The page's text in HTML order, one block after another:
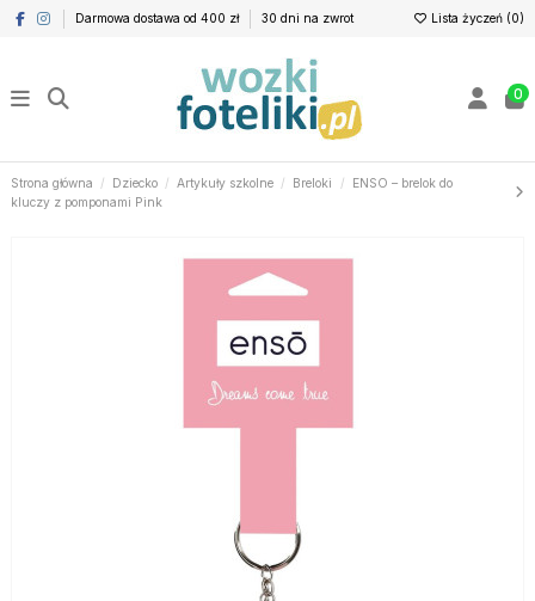
Darmowa dostawa od 400 zł 30 dni na zwrot Lista życzeń (0)
0
Strona główna Dziecko Artykuły szkolne Breloki
ENSO – brelok do
kluczy z pomponami Pink